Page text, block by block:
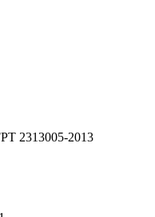
2313005-2013